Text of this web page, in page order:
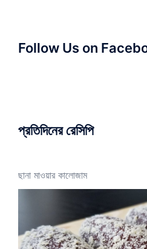
Follow Us on
প্রতিদিনের রেসিপি
ছানা মাওয়ার কালোজাম